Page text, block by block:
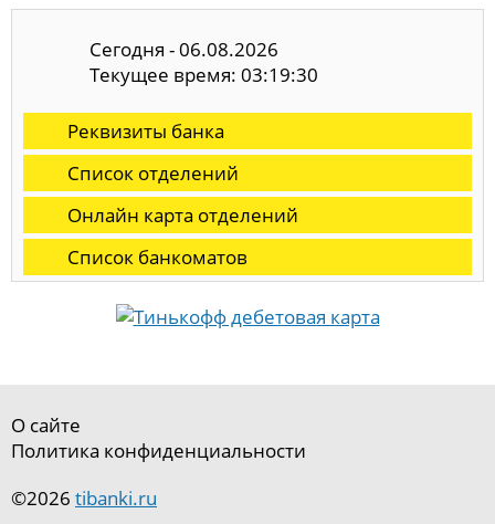
Сегодня - 06.08.2026
Текущее время: 03:19:31
Реквизиты банка
Список отделений
Онлайн карта отделений
Список банкоматов
О сайте
Политика конфиденциальности
©2026 tibanki.ru